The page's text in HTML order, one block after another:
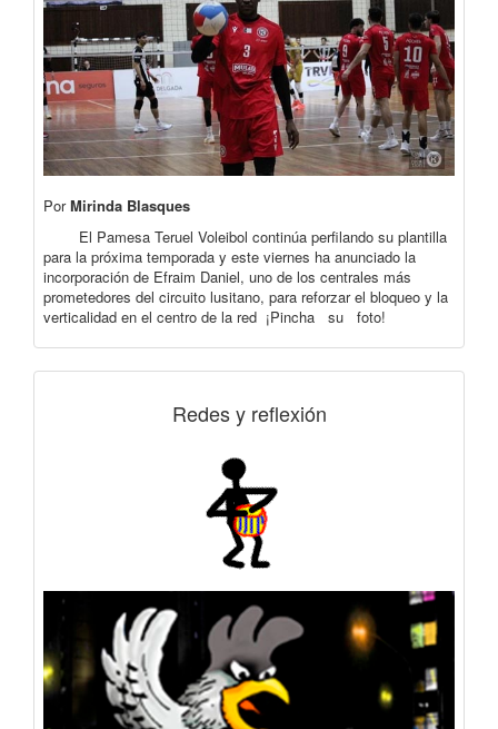
PorMirinda Blasques
El Pamesa Teruel Voleibol continúa perfilando su plantilla
para la próxima temporada y este viernes ha anunciado la
incorporación de Efraim Daniel, uno de los centrales más
prometedores del circuito lusitano, para reforzar el bloqueo y la
verticalidad en el centro de la red ¡Pincha su foto!
Redes y reflexión